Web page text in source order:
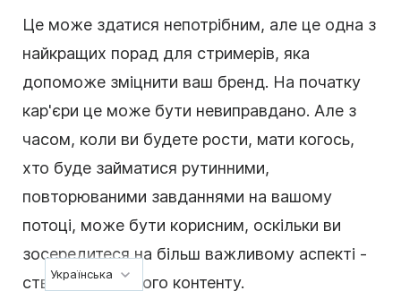
Це може здатися непотрібним, але це одна з
найкращих порад для стримерів, яка
допоможе зміцнити ваш бренд. На початку
кар'єри це може бути невиправдано. Але з
часом, коли ви будете рости, мати когось,
хто буде займатися рутинними,
повторюваними завданнями на вашому
потоці, може бути корисним, оскільки ви
зосередитеся на більш важливому аспекті -
створенні цікавого контенту.
Українська